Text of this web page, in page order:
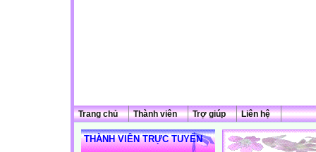
Trang chủ Thành viên Trợ giúp Liên hệ
THÀNH VIÊN TRỰC TUYẾN